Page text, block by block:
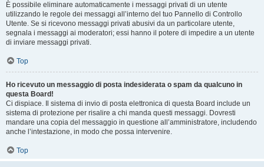
È possibile eliminare automaticamente i messaggi privati ​​di un utente
utilizzando le regole dei messaggi all’interno del tuo Pannello di Controllo
Utente. Se si ricevono messaggi privati ​​abusivi da un particolare utente,
segnala i messaggi ai moderatori; essi hanno il potere di impedire a un utente
di inviare messaggi privati​​.
Top
Ho ricevuto un messaggio di posta indesiderata o spam da qualcuno in
questa Board!
Ci dispiace. Il sistema di invio di posta elettronica di questa Board include un
sistema di protezione per risalire a chi manda questi messaggi. Dovresti
mandare una copia del messaggio in questione all’amministratore, includendo
anche l’intestazione, in modo che possa intervenire.
Top